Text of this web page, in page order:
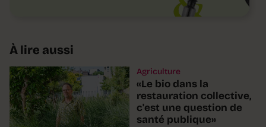
À lire aussi
Agriculture
«Le bio dans la
restauration collective,
c'est une question de
santé publique»